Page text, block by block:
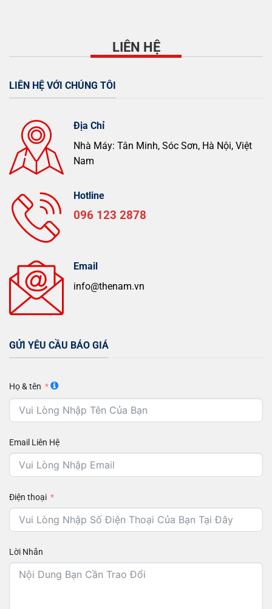
LIÊN HỆ
LIÊN HỆ VỚI CHÚNG TÔI
Địa Chỉ
Nhà Máy: Tân Minh, Sóc Sơn, Hà Nội, Việt
Nam
Hotline
096 123 2878
Email
info@thenam.vn
GỬI YÊU CẦU BÁO GIÁ
Họ & tên
Email Liên Hệ
Điện thoại
Lời Nhắn